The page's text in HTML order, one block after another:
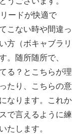
ードが快適で
こない時や間違っ
方（ボキャブラリ
。随所随所で、
る？とこちらが理
たり、こちらの意
なります。これか
で言えるように練
たします。